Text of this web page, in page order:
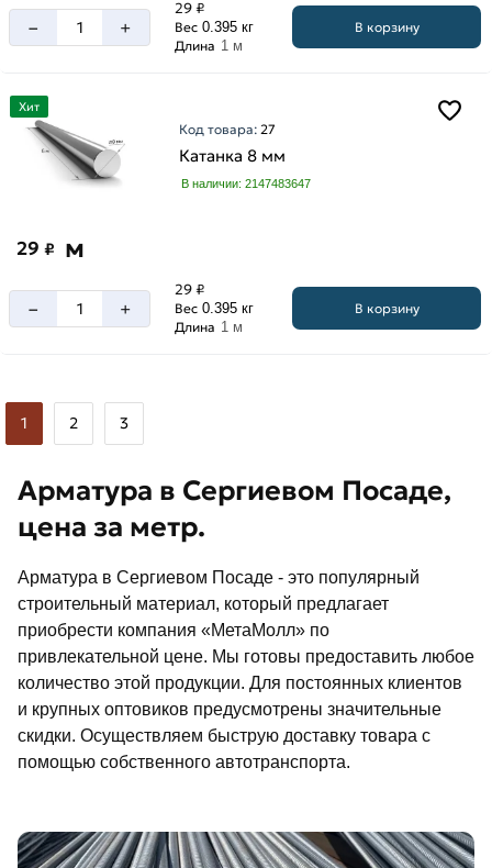
– +
29 ₽
Вес 0.395 кг
Длина 1 м
В корзину
Хит
Код товара: 27
Катанка 8 мм
В наличии: 2147483647
29 ₽ м
– +
29 ₽
Вес 0.395 кг
Длина 1 м
В корзину
1 2 3
Арматура в Сергиевом Посаде,
цена за метр.
Арматура в Сергиевом Посаде - это популярный
строительный материал, который предлагает
приобрести компания «МетаМолл» по
привлекательной цене. Мы готовы предоставить любое
количество этой продукции. Для постоянных клиентов
и крупных оптовиков предусмотрены значительные
скидки. Осуществляем быструю доставку товара с
помощью собственного автотранспорта.